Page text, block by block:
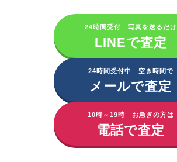
24時間受付 写真を送るだけ
LINEで査定
24時間受付中 空き時間で
メールで査定
10時～19時 お急ぎの方は
電話で査定